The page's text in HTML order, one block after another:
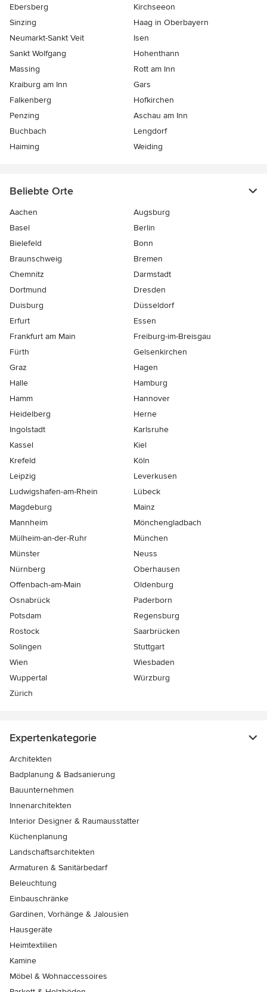
Ebersberg
Kirchseeon
Sinzing
Haag in Oberbayern
Neumarkt-Sankt Veit
Isen
Sankt Wolfgang
Hohenthann
Massing
Rott am Inn
Kraiburg am Inn
Gars
Falkenberg
Hofkirchen
Penzing
Aschau am Inn
Buchbach
Lengdorf
Haiming
Weiding
Beliebte Orte
Aachen
Augsburg
Basel
Berlin
Bielefeld
Bonn
Braunschweig
Bremen
Chemnitz
Darmstadt
Dortmund
Dresden
Duisburg
Düsseldorf
Erfurt
Essen
Frankfurt am Main
Freiburg-im-Breisgau
Fürth
Gelsenkirchen
Graz
Hagen
Halle
Hamburg
Hamm
Hannover
Heidelberg
Herne
Ingolstadt
Karlsruhe
Kassel
Kiel
Krefeld
Köln
Leipzig
Leverkusen
Ludwigshafen-am-Rhein
Lübeck
Magdeburg
Mainz
Mannheim
Mönchen­gladbach
Mülheim-an-der-Ruhr
München
Münster
Neuss
Nürnberg
Oberhausen
Offenbach-am-Main
Oldenburg
Osnabrück
Paderborn
Potsdam
Regensburg
Rostock
Saarbrücken
Solingen
Stuttgart
Wien
Wiesbaden
Wuppertal
Würzburg
Zürich
Expertenkategorie
Architekten
Badplanung & Badsanierung
Bauunternehmen
Innenarchitekten
Interior Designer & Raumausstatter
Küchenplanung
Landschaftsarchitekten
Armaturen & Sanitärbedarf
Beleuchtung
Einbauschränke
Gardinen, Vorhänge & Jalousien
Hausgeräte
Heimtextilien
Kamine
Möbel & Wohnaccessoires